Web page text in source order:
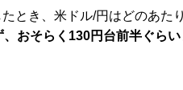
とき、米ドル/円はどのあた
おそらく130円台前半ぐら